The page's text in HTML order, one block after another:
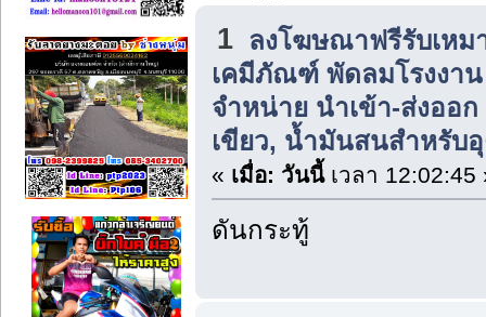
1 ลงโฆษณาฟรีรับเหม
เคมีภัณฑ์ พัดลมโรงงาน
จำหน่าย นำเข้า-ส่งออ
เขียว, น้ำมันสนสำหรับ
« เมื่อ: วันนี้เวลา 12:02:45
ดันกระทู้